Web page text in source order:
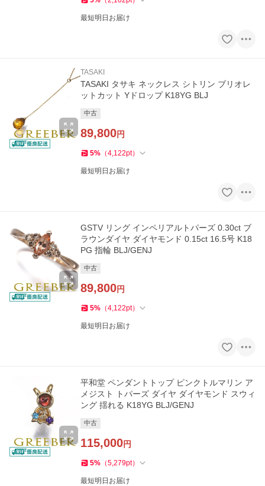
最短明日お届け
TASAKI
TASAKI タサキ ネックレス シトリン ブリオレ
ットカット Yドロップ K18YG BLJ
中古
89,800円
5% （4,122pt）
最短明日お届け
GSTV リング インペリアルトパーズ 0.30ct ブ
ラウンダイヤ ダイヤモンド 0.15ct 16.5号 K18
PG 指輪 BLJ/GENJ
中古
89,800円
5% （4,122pt）
最短明日お届け
平和堂 ペンダントトップ ピンクトルマリン ア
メジスト トパーズ ダイヤ ダイヤモンド スウィ
ング 揺れる K18YG BLJ/GENJ
中古
115,000円
5% （5,279pt）
最短明日お届け